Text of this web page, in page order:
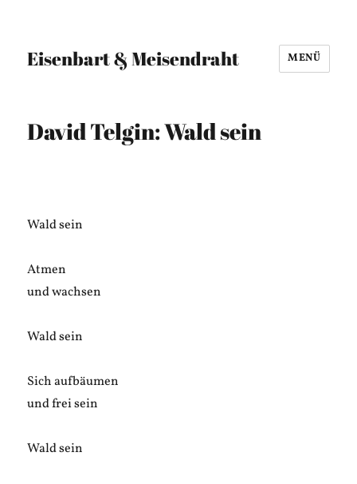
Eisenbart & Meisendraht MENÜ
David Telgin: Wald sein
Wald sein
Atmen
und wachsen
Wald sein
Sich aufbäumen
und frei sein
Wald sein